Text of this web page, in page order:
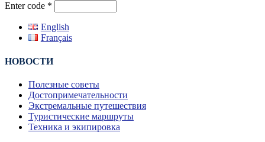
Enter code *
English
Français
НОВОСТИ
Полезные советы
Достопримечательности
Экстремальные путешествия
Туристические маршруты
Техника и экипировка